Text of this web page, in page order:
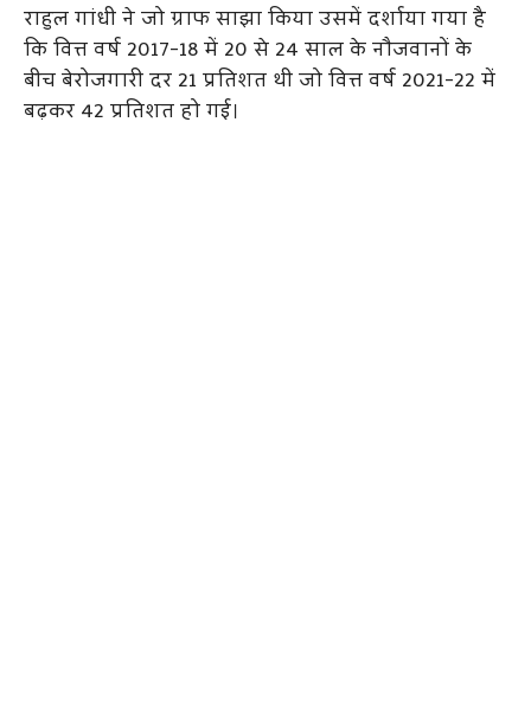
राहुल गांधी ने जो ग्राफ साझा किया उसमें दर्शाया गया है
कि वित्त वर्ष 2017-18 में 20 से 24 साल के नौजवानों के
बीच बेरोजगारी दर 21 प्रतिशत थी जो वित्त वर्ष 2021-22 में
बढ़कर 42 प्रतिशत हो गई।